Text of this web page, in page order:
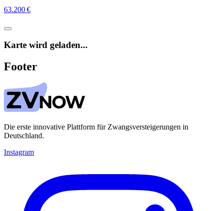
63.200 €
Karte wird geladen...
Footer
Die erste innovative Plattform für Zwangsversteigerungen in
Deutschland.
Instagram